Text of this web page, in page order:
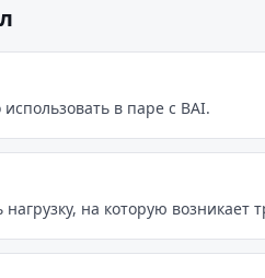
в паре с BAI.
на которую возникает